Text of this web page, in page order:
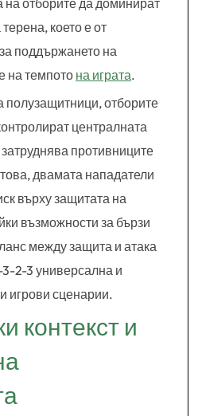
отборите да доминират
което е от
поддържането на
на темпото на играта.
полузащитници, отборите
централната
противниците
двамата нападатели
върху защитата на
възможности за бързи
между защита и атака
2-3 универсална и
игрови сценарии.
контекст и